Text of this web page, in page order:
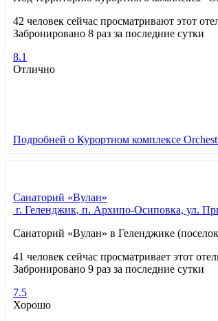
42 человек сейчас просматривают этот
Забронировано 8 раз за последние сутки
8.1
Отлично
Подробней о Курортном комплексе
Санаторий «Вулан»
г. Геленджик, п. Архипо-Осиповка, ул.
Санаторий «Вулан» в Геленджике
41 человек сейчас просматривает этот
Забронировано 9 раз за последние сутки
7.5
Хорошо